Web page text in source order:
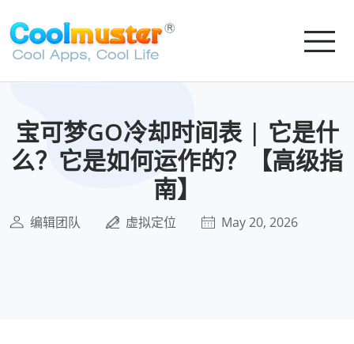
宝可梦GO冷却时间表 | 它是什
么？它是如何运作的？【高级指
南】
编辑团队 虚拟定位 May 20, 2026